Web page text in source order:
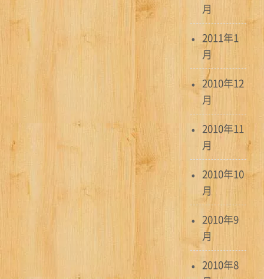
月
2011年1
月
2010年12
月
2010年11
月
2010年10
月
2010年9
月
2010年8